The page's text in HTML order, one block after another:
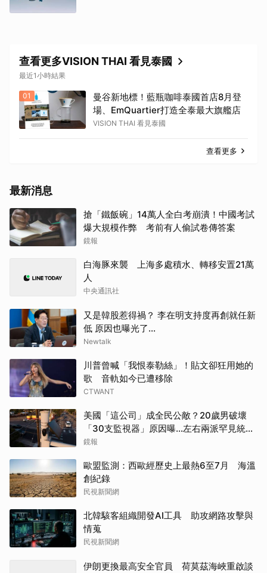
查看更多VISION THAI 看見泰國
最近1小時結果
01
曼谷新地標！藍瓶咖啡泰國首店8月登
場、EmQuartier打造全泰最大旗艦店
VISION THAI 看見泰國
查看更多
最新消息
搶「鐵飯碗」14萬人全白考崩潰！中國考試
爆大規模作弊 考前有人偷試卷傳答案
鏡報
白海豚來襲 上海多處積水、轉移安置21萬
人
中央通訊社
又是韓股惹得禍？ 李在明支持度再創就任新
低 原因也曝光了...
Newtalk
川普曾喊「我恨泰勒絲」！貼文卻狂用她的
歌 音軌如今已遭移除
CTWANT
美國「這公司」成全民公敵？20歲男破壞
「30支監視器」原因曝…左右兩派罕見統一
支持
鏡報
歐盟監測：西歐經歷史上最熱6至7月 海溫
創紀錄
民視新聞網
北韓駭客組織開發AI工具 助攻網路攻擊與
情蒐
民視新聞網
伊朗更換最高安全官員 荷莫茲海峽重啟談